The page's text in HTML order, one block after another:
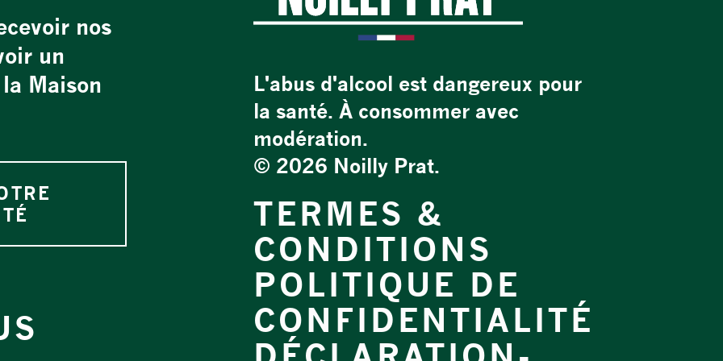
nos
un
Maison
L'abus d'alcool est dangereux pour
la santé. À consommer avec
modération.
© 2026 Noilly Prat.
TERMES &
CONDITIONS
POLITIQUE DE
CONFIDENTIALITÉ